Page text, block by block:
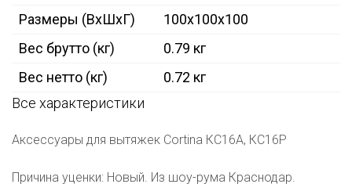
Размеры (ВxШxГ)
100x100x100
Вес брутто (кг)
0.79 кг
Вес нетто (кг)
0.72 кг
Все характеристики
Аксессуары для вытяжек Cortina КС16А, КС16Р
Причина уценки: Новый. Из шоу-рума Краснодар.